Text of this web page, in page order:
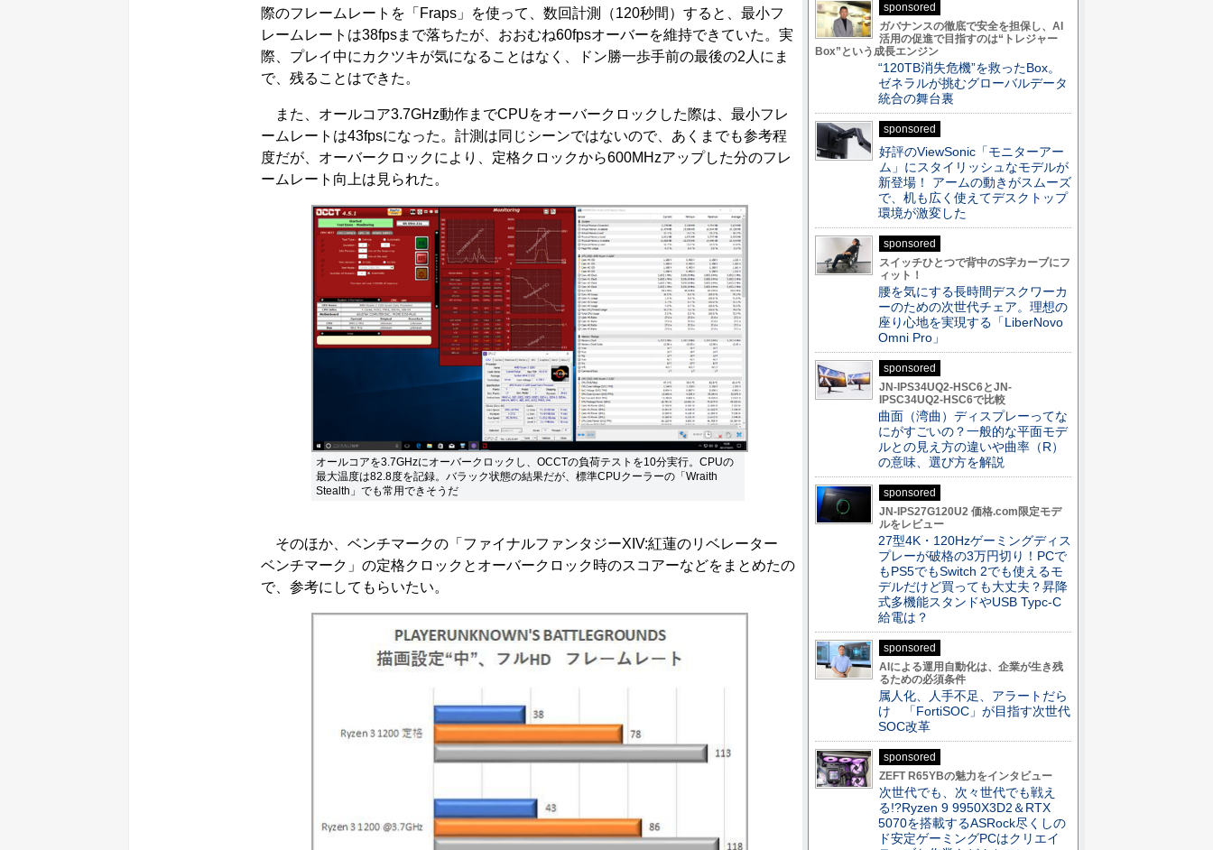
際のフレームレートを「Fraps」を使って、数回計測（120秒間）すると、最小フ
レームレートは38fpsまで落ちたが、おおむね60fpsオーバーを維持できていた。実
際、プレイ中にカクツキが気になることはなく、ドン勝一歩手前の最後の2人にま
で、残ることはできた。
また、オールコア3.7GHz動作までCPUをオーバークロックした際は、最小フレ
ームレートは43fpsになった。計測は同じシーンではないので、あくまでも参考程
度だが、オーバークロックにより、定格クロックから600MHzアップした分のフレ
ームレート向上は見られた。
オールコアを3.7GHzにオーバークロックし、OCCTの負荷テストを10分実行。CPUの
最大温度は82.8度を記録。バラック状態の結果だが、標準CPUクーラーの「Wraith
Stealth」でも常用できそうだ
そのほか、ベンチマークの「ファイナルファンタジーXIV:紅蓮のリベレーター
ベンチマーク」の定格クロックとオーバークロック時のスコアーなどをまとめたの
で、参考にしてもらいたい。
sponsored
ガバナンスの徹底で安全を担保し、AI
活用の促進で目指すのは“トレジャー
Box”という成長エンジン
“120TB消失危機”を救ったBox。
ゼネラルが挑むグローバルデータ
統合の舞台裏
sponsored
好評のViewSonic「モニターアー
ム」にスタイリッシュなモデルが
新登場！ アームの動きがスムーズ
で、机も広く使えてデスクトップ
環境が激変した
sponsored
スイッチひとつで背中のS字カーブにフ
ィット！
腰を気にする長時間デスクワーカ
ーのための次世代チェア。理想の
座り心地を実現する「LiberNovo
Omni Pro」
sponsored
JN-IPS34UQ2-HSC6とJN-
IPSC34UQ2-HSC6で比較
曲面（湾曲）ディスプレーってな
にがすごいの？一般的な平面モデ
ルとの見え方の違いや曲率（R）
の意味、選び方を解説
sponsored
JN-IPS27G120U2 価格.com限定モデ
ルをレビュー
27型4K・120Hzゲーミングディス
プレーが破格の3万円切り！PCで
もPS5でもSwitch 2でも使えるモ
デルだけど買っても大丈夫？昇降
式多機能スタンドやUSB Typc-C
給電は？
sponsored
AIによる運用自動化は、企業が生き残
るための必須条件
属人化、人手不足、アラートだら
け 「FortiSOC」が目指す次世代
SOC改革
sponsored
ZEFT R65YBの魅力をインタビュー
次世代でも、次々世代でも戦え
る!?Ryzen 9 9950X3D2＆RTX
5070を搭載するASRock尽くしの
ド安定ゲーミングPCはクリエイ